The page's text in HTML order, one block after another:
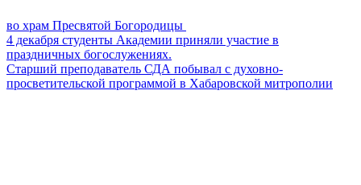
во храм Пресвятой Богородицы
4 декабря студенты Академии приняли участие в
праздничных богослужениях.
Старший преподаватель СДА побывал с духовно-
просветительской программой в Хабаровской митрополии